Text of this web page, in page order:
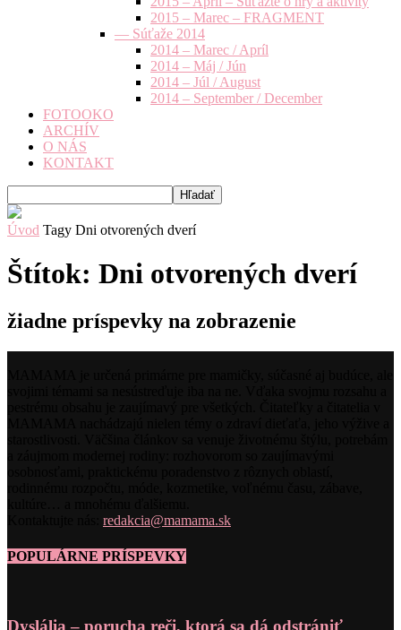
2015 – Marec – FRAGMENT
— Súťaže 2014
2014 – Marec / Apríl
2014 – Máj / Jún
2014 – Júl / August
2014 – September / December
FOTOOKO
ARCHÍV
O NÁS
KONTAKT
Úvod Tagy Dni otvorených dverí
Štítok: Dni otvorených dverí
žiadne príspevky na zobrazenie
redakcia@mamama.sk
POPULÁRNE PRÍSPEVKY
Dyslália – porucha reči, ktorá sa dá odstrániť